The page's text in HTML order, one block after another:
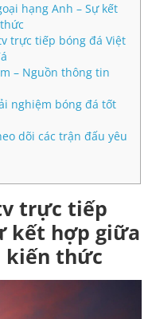
hạng Anh – Sự kết
trực tiếp bóng đá Việt
– Nguồn thông tin
nghiệm bóng đá tốt
dõi các trận đấu yêu
trực tiếp
kết hợp giữa
kiến thức